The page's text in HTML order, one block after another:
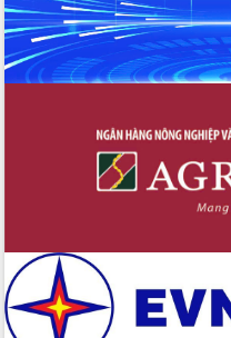
hiện nhiệm vụ quản lý tài sản công
hàng tuần
Tháo gỡ những vướng mắc, đẩy mạnh
công tác cải cách thủ tục hành chính
Đắk Lắk: Tôn vinh 46 giải pháp tại Hội
thi Sáng tạo Kỹ thuật 2024 - 2025
Đắk Lắk rà soát, điều chỉnh Đề án 190
Phó Chủ tịch UBND tỉnh Đắk Lắk
Trương Công Thái kiểm tra thực địa
Dự án cao tốc Khánh Hòa - Buôn Ma
Thuột